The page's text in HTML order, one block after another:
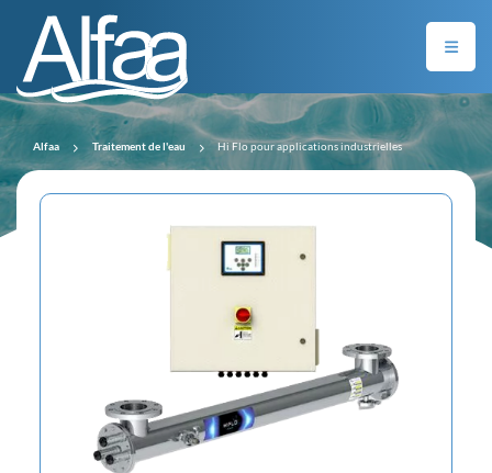
Alfaa Traitement de l'eau Hi Flo pour applications industrielles